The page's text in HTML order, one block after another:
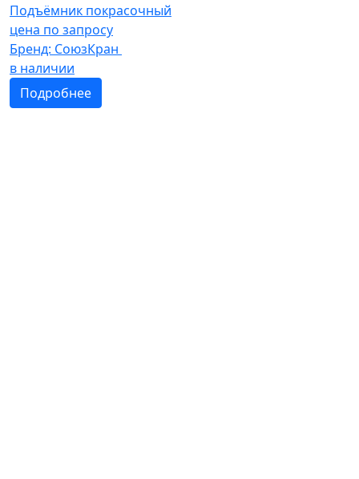
Подъёмник покрасочный
цена по запросу
Бренд: СоюзКран
в наличии
Подробнее